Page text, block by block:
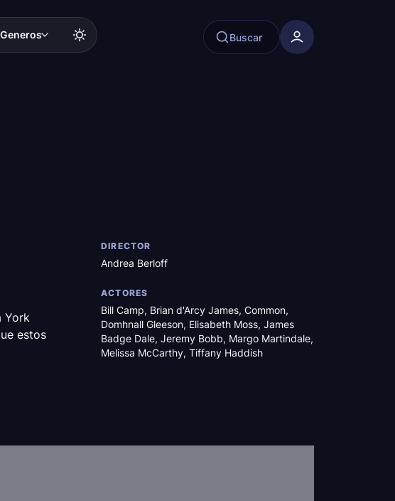
Generos Buscar
York
estos
DIRECTOR
Andrea Berloff
ACTORES
Bill Camp, Brian d'Arcy James, Common,
Domhnall Gleeson, Elisabeth Moss, James
Badge Dale, Jeremy Bobb, Margo Martindale,
Melissa McCarthy, Tiffany Haddish